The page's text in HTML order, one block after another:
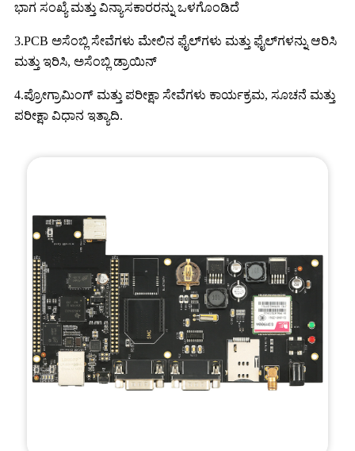
ಭಾಗ ಸಂಖ್ಯೆ ಮತ್ತು ವಿನ್ಯಾಸಕಾರರನ್ನು ಒಳಗೊಂಡಿದೆ
3.PCB ಅಸೆಂಬ್ಲಿ ಸೇವೆಗಳು ಮೇಲಿನ ಫೈಲ್‌ಗಳು ಮತ್ತು ಫೈಲ್‌ಗಳನ್ನು ಆರಿಸಿ
ಮತ್ತು ಇರಿಸಿ, ಅಸೆಂಬ್ಲಿ ಡ್ರಾಯಿನ್
4.ಪ್ರೋಗ್ರಾಮಿಂಗ್ ಮತ್ತು ಪರೀಕ್ಷಾ ಸೇವೆಗಳು ಕಾರ್ಯಕ್ರಮ, ಸೂಚನೆ ಮತ್ತು
ಪರೀಕ್ಷಾ ವಿಧಾನ ಇತ್ಯಾದಿ.